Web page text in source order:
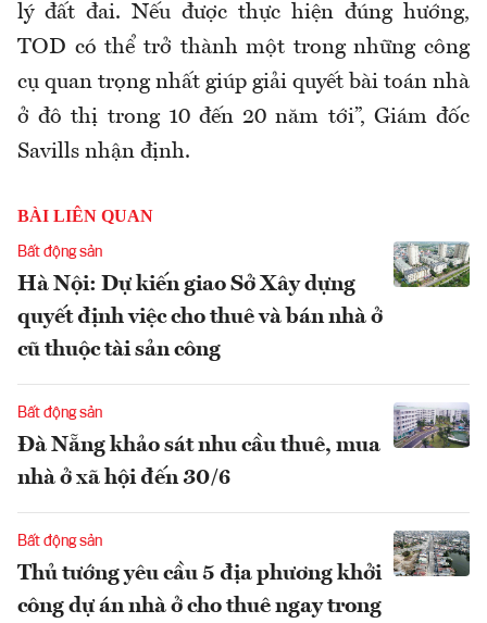
lý đất đai. Nếu được thực hiện đúng hướng,
TOD có thể trở thành một trong những công
cụ quan trọng nhất giúp giải quyết bài toán nhà
ở đô thị trong 10 đến 20 năm tới”, Giám đốc
Savills nhận định.
BÀI LIÊN QUAN
Bất động sản
Hà Nội: Dự kiến giao Sở Xây dựng
quyết định việc cho thuê và bán nhà ở
cũ thuộc tài sản công
Bất động sản
Đà Nẵng khảo sát nhu cầu thuê, mua
nhà ở xã hội đến 30/6
Bất động sản
Thủ tướng yêu cầu 5 địa phương khởi
công dự án nhà ở cho thuê ngay trong